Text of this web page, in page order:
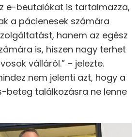
e-beutalókat is tartalmazza,
a pácienesek számára
hanem az egész
is, hiszen nagy terhet
válláról.” – jelezte.
nem jelenti azt, hogy a
beteg találkozásra ne lenne